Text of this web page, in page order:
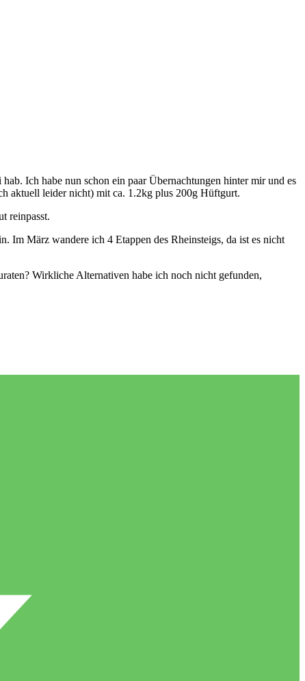
Ich habe nun schon ein paar Übernachtungen hinter mir und es
aktuell leider nicht) mit ca. 1.2kg plus 200g Hüftgurt.
reinpasst.
Im März wandere ich 4 Etappen des Rheinsteigs, da ist es nicht
Wirkliche Alternativen habe ich noch nicht gefunden,